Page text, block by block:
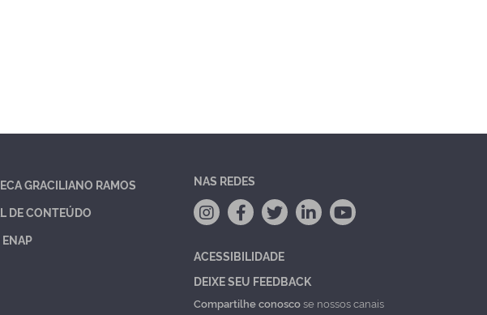
GRACILIANO RAMOS
DE CONTEÚDO
ENAP
NAS REDES
ACESSIBILIDADE
DEIXE SEU FEEDBACK
Compartilhe conoscose nossos canais